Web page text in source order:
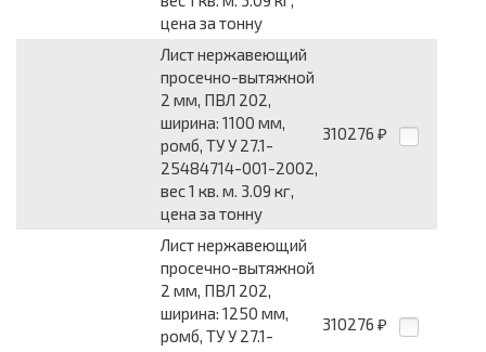
цена за тонну
Лист нержавеющий
просечно-вытяжной
2 мм, ПВЛ 202,
ширина: 1100 мм,
ромб, ТУ У 27.1-
25484714-001-2002,
вес 1 кв. м. 3.09 кг,
цена за тонну
310276 ₽
Лист нержавеющий
просечно-вытяжной
2 мм, ПВЛ 202,
ширина: 1250 мм,
ромб, ТУ У 27.1-
310276 ₽